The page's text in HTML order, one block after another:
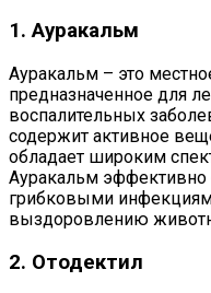
1. Ауракальм
Ауракальм – это
предназначенное для
воспалительных
содержит активное
обладает широким
Ауракальм эффективно
грибковыми
выздоровлению
2. Отодектил